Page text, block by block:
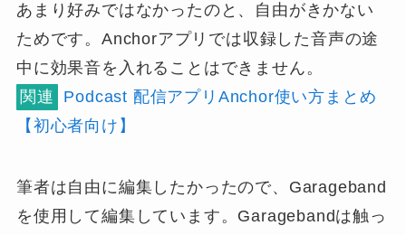
あまり好みではなかったのと、自由がきかない
ためです。 Anchorアプリでは収録した音声の途
中に効果音を入れることはできません。
関連
Podcast 配信アプリAnchor使い方まとめ
【初心者向け】
筆者は自由に編集したかったので、Garageband
を使用して編集しています。Garagebandは触っ